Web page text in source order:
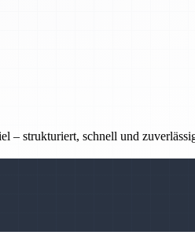
– strukturiert, schnell und